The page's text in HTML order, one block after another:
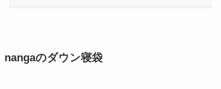
nangaのダウン寝袋